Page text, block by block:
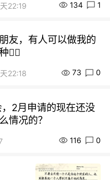
22:19 134 1
友，有人可以做我的
22:18 73 0
2月申请的现在还没
情况的？
116 0